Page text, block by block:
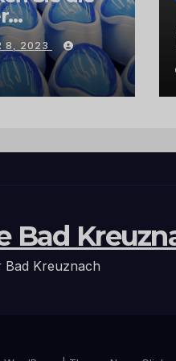
8, 2023
Bad
Kreuznach